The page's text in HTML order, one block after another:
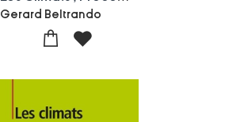
Gerard Beltrando